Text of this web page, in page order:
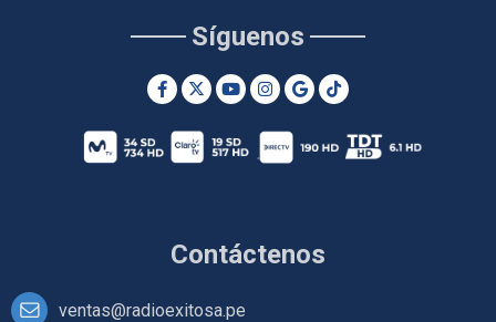
Contáctenos
ventas@radioexitosa.pe
Síguenos